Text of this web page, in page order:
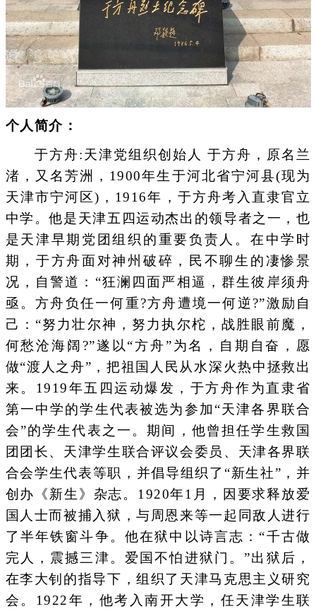
个人简介：
于方舟:天津党组织创始人 于方舟，原名兰
渚，又名芳洲，1900年生于河北省宁河县(现为
天津市宁河区)，1916年，于方舟考入直隶官立
中学。他是天津五四运动杰出的领导者之一，也
是天津早期党团组织的重要负责人。在中学时
期，于方舟面对神州破碎，民不聊生的凄惨景
况，自警道：“狂澜四面严相逼，群生彼岸须舟
亟。方舟负任一何重?方舟遭境一何逆?”激励自
己：“努力壮尔神，努力执尔柁，战胜眼前魔，
何愁沧海阔?”遂以“方舟”为名，自期自奋，愿
做“渡人之舟”，把祖国人民从水深火热中拯救出
来。1919年五四运动爆发，于方舟作为直隶省
第一中学的学生代表被选为参加“天津各界联合
会”的学生代表之一。期间，他曾担任学生救国
团团长、天津学生联合评议会委员、天津各界联
合会学生代表等职，并倡导组织了“新生社”，并
创办《新生》杂志。1920年1月，因要求释放爱
国人士而被捕入狱，与周恩来等一起同敌人进行
了半年铁窗斗争。他在狱中以诗言志：“千古做
完人，震撼三津。爱国不怕进狱门。”出狱后，
在李大钊的指导下，组织了天津马克思主义研究
会。1922年，他考入南开大学，任天津学生联